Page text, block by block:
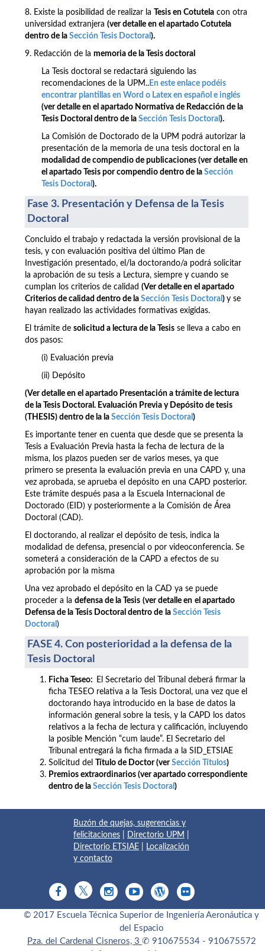
8. Existe la posibilidad de realizar la Tesis en Cotutela con otra
universidad extranjera (ver detalle en el apartado Cotutela
dentro de la Sección Tesis Doctoral ).
9. Redacción de la memoria de la Tesis doctoral
La Tesis doctoral se redactará siguiendo las
recomendaciones de la UPM.. En este enlace podéis
encontrar plantillas en Word o Latex en español e inglés
(ver detalle en el apartado Normativa de Redacción de la
Tesis Doctoral dentro de la Sección Tesis Doctoral ).
La Comisión de Doctorado de la UPM podrá autorizar la
presentación de la memoria de una tesis doctoral en la
modalidad de compendio de publicaciones (ver detalle en
el apartado Tesis por compendio dentro de la Sección
Tesis Doctoral ).
Fase 3. Presentación y Defensa de la Tesis
Doctoral
Concluido el trabajo y redactada la versión provisional de la
tesis, y con evaluación positiva del último Plan de
Investigación presentado, el/la doctorando/a podrá solicitar
la aprobación de su tesis a Lectura, siempre y cuando se
cumplan los criterios de calidad (Ver detalle en el apartado
Criterios de calidad dentro de la Sección Tesis Doctoral ) y se
hayan realizado las actividades formativas exigidas.
El trámite de solicitud a lectura de la Tesis se lleva a cabo en
dos pasos:
(i) Evaluación previa
(ii) Depósito
(Ver detalle en el apartado Presentación a trámite de lectura
de la Tesis Doctoral. Evaluación Previa y Depósito de tesis
(THESIS) dentro de la la Sección Tesis Doctoral )
Es importante tener en cuenta que desde que se presenta la
Tesis a Evaluación Previa hasta la fecha de lectura de la
misma, los plazos pueden ser de varios meses, ya que
primero se presenta la evaluación previa en una CAPD y, una
vez aprobada, se aprueba el depósito en una CAPD posterior.
Este trámite después pasa a la Escuela Internacional de
Doctorado (EID) y posteriormente a la Comisión de Área
Doctoral (CAD).
El doctorando, al realizar el depósito de tesis, indica la
modalidad de defensa, presencial o por videoconferencia. Se
someterá a consideración de la CAPD a efectos de su
aprobación por la misma
Una vez aprobado el depósito en la CAD ya se puede
proceder a la defensa de la Tesis (ver detalle en el apartado
Defensa de la Tesis Doctoral dentro de la Sección Tesis
Doctoral )
FASE 4. Con posterioridad a la defensa de la
Tesis Doctoral
Ficha Teseo:
El Secretario del Tribunal deberá firmar la
ficha TESEO relativa a la Tesis Doctoral, una vez que el
doctorando haya introducido en la base de datos la
información general sobre la tesis, y la CAPD los datos
relativos a la fecha de lectura y calificación, incluyendo
la posible Mención “cum laude”. El Secretario del
Tribunal entregará la ficha firmada a la SID_ETSIAE
Solicitud del
Título de Doctor (verSección Títulos)
Premios extraordinarios (ver apartado correspondiente
dentro de la Sección Tesis Doctoral )
Buzón de quejas, sugerencias y
felicitaciones
Directorio UPM
Directorio ETSIAE
Localización
y contacto
© 2017 Escuela Técnica Superior de Ingeniería Aeronáutica y
del Espacio
Pza. del Cardenal Cisneros, 3 ✆ 910675534 - 910675572